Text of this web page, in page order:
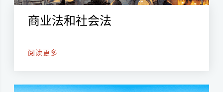
商业法和社会法
阅读更多